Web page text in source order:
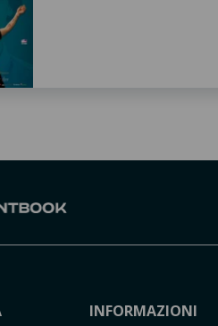
INFORMAZIONI